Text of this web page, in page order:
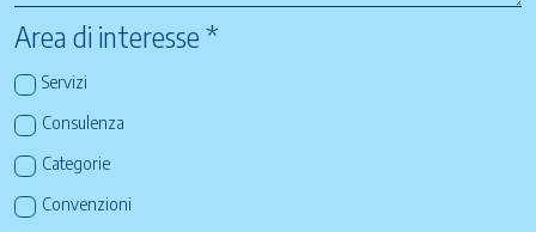
Area di interesse *
Servizi
Consulenza
Categorie
Convenzioni